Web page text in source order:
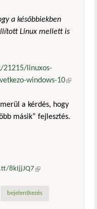
a későbbiekben
Linux mellett is
linuxos-
windows-10(külső
a kérdés, hogy
másik” fejlesztés.
8kIjjJQ7(külső
bejelentkezés